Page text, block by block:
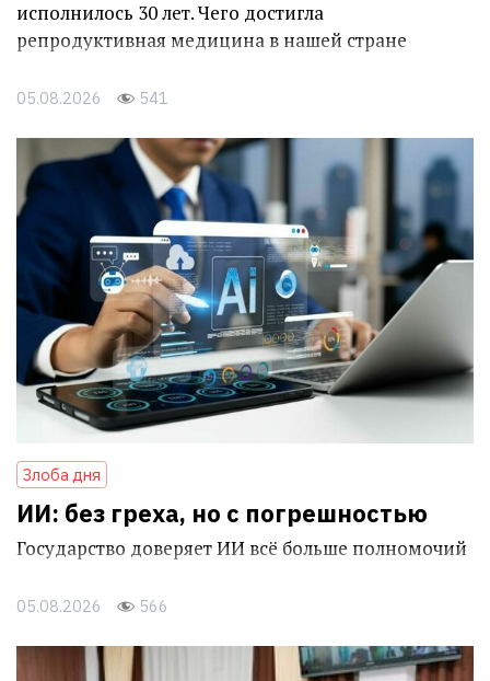
исполнилось 30 лет. Чего достигла
репродуктивная медицина в нашей стране
05.08.2026 541
Злоба дня
ИИ: без греха, но с погрешностью
Государство доверяет ИИ всё больше полномочий
05.08.2026 566